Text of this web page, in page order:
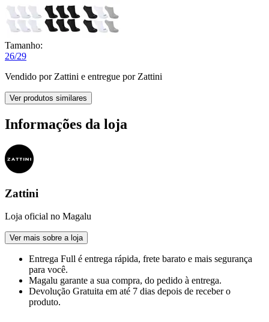
Tamanho:
26/29
Vendido por Zattini e entregue por Zattini
Ver produtos similares
Informações da loja
Zattini
Loja oficial no Magalu
Ver mais sobre a loja
Entrega Full é entrega rápida, frete barato e mais segurança
para você.
Magalu garante a sua compra, do pedido à entrega.
Devolução Gratuita em até 7 dias depois de receber o
produto.